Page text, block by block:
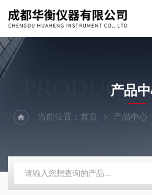
产品
当前位置：首页 产品中心